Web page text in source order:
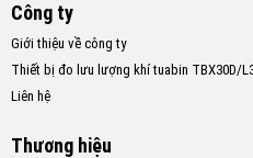
Công ty
Giới thiệu về công ty
Thiết bị đo lưu lượng khí tuabin TBX30D/
Liên hệ
Thương hiệu